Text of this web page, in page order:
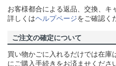
お客様都合による返品、交換、キ
詳しくはヘルプページをご確認く
ご注文の確定について
買い物かごに入れるだけでは在庫
にご購入手続きをお済ませくださ